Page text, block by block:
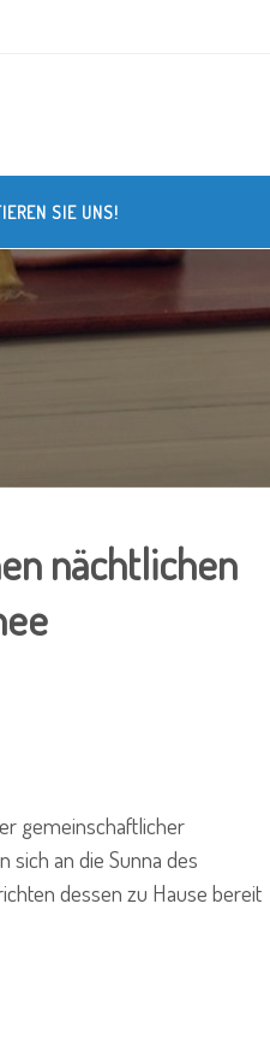
SIE UNS!
nächtlichen
gemeinschaftlicher
sich an die Sunna des
dessen zu Hause bereit